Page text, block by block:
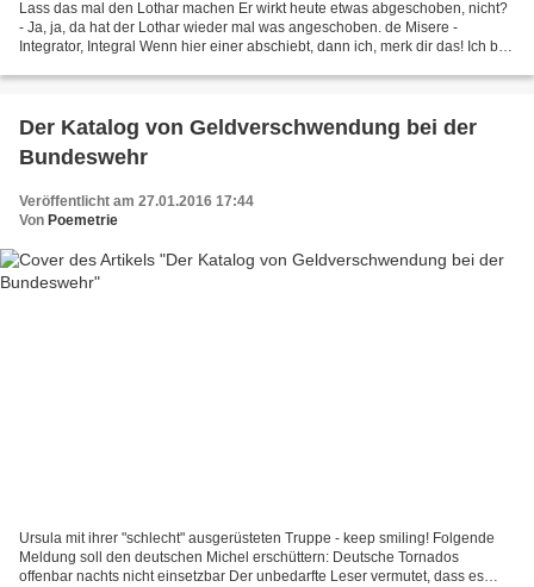
Lass das mal den Lothar machen Er wirkt heute etwas abgeschoben, nicht?
- Ja, ja, da hat der Lothar wieder mal was angeschoben. de Misere -
Integrator, Integral Wenn hier einer abschiebt, dann ich, merk dir das! Ich bin
Der Katalog von Geldverschwendung bei der
Bundeswehr
Veröffentlicht am 27.01.2016 17:44
Von Poemetrie
Ursula mit ihrer "schlecht" ausgerüsteten Truppe - keep smiling! Folgende
Meldung soll den deutschen Michel erschüttern: Deutsche Tornados
offenbar nachts nicht einsetzbar Der unbedarfte Leser vermutet, dass es